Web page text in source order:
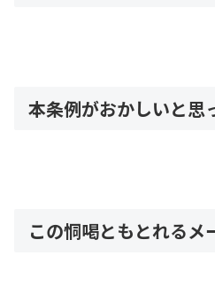
本条例がおかしいと思
この恫喝ともとれるメ